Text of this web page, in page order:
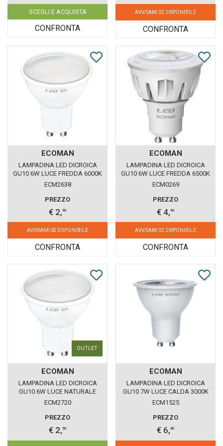
SCEGLI E ACQUISTA
CONFRONTA
AVVISAMI SE DISPONIBILE
CONFRONTA
ECOMAN
LAMPADINA LED DICROICA
GU10 6W LUCE FREDDA 6000K
ECOMAN VETRO GHIACCIO
ECM2638
PREZZO
€ 2,50
AVVISAMI SE DISPONIBILE
CONFRONTA
ECOMAN
LAMPADINA LED DICROICA
GU10 6W LUCE FREDDA 6500K
ECOMAN
ECM0269
PREZZO
€ 4,90
AVVISAMI SE DISPONIBILE
CONFRONTA
OUTLET
ECOMAN
LAMPADINA LED DICROICA
GU10 6W LUCE NATURALE
4000K ECOMAN VETRO
ECM2720
PREZZO
€ 2,50
ECOMAN
LAMPADINA LED DICROICA
GU10 7W LUCE CALDA 3000K
ECOMAN DIMMERABILE VETRO
ECM1525
PREZZO
€ 6, 80